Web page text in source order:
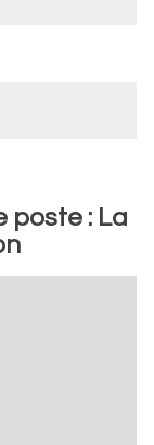
poste : La